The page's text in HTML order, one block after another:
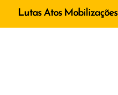
Lutas Atos Mobilizações